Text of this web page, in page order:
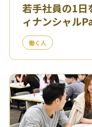
若手社員の1日
ィナンシャル
働く人